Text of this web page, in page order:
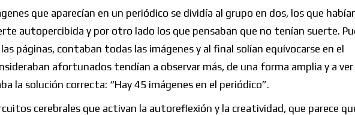
que aparecían en un periódico se dividía al grupo en dos, los que
autopercibida y por otro lado los que pensaban que no tenían suerte.
páginas, contaban todas las imágenes y al final solían equivocarse en el
afortunados tendían a observar más, de una forma amplia y a ver
la solución correcta: “Hay 45 imágenes en el periódico”.
cerebrales que activan la autoreflexión y la creatividad, que parece